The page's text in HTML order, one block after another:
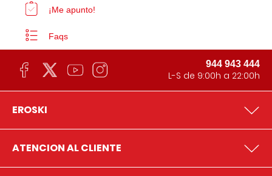
¡Me apunto!
Faqs
944 943 444
L-S de 9:00h a 22:00h
EROSKI
ATENCION AL CLIENTE